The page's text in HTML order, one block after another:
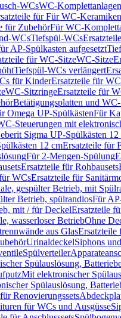
WCsWC-Komplettanlagen
für Für WC-Keramiken
für ZubehörFür WC-
WCsTiefspül-WCs
AP-Spülkasten aufgesetzt
für WC-SitzeWC-Sitze
Tiefspül-WCs verlängert
für KinderErsatzteile für
WC-SitzringeErsatzteile für
Betätigungsplatten und
Omega UP-SpülkästenFür
Steuerungen mit
Sigma UP-Spülkästen 12
12 cmErsatzteile für
Für 2-Mengen-Spülung
Ersatzteile für Rohbausets
WCsErsatzteile für
gespülter Betrieb, mit
Betrieb, spülrandlosFür
mit / für DeckelErsatzteile
wasserloser BetriebOhne
aus GlasErsatzteile
UrinaldeckelSiphons
Spülverteiler
Spülauslösung,
Mit elektronischer
Spülauslösung,
Renovierungssets
für WCs und Ausgüsse